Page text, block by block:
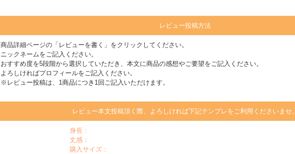
レビュー投稿方法
商品詳細ページの「レビューを書く」をクリックしてください。
ニックネームをご記入ください。
おすすめ度を5段階から選択していただき、本文に商品の感想やご要望をご記入ください。
よろしければプロフィールをご記入ください。
※レビュー投稿は、1商品につき1回ご記入いただけます。
レビュー本文投稿頂く際、よろしければ下記テンプレをご利用くださいませ。
身長：
丈感：
購入サイズ：